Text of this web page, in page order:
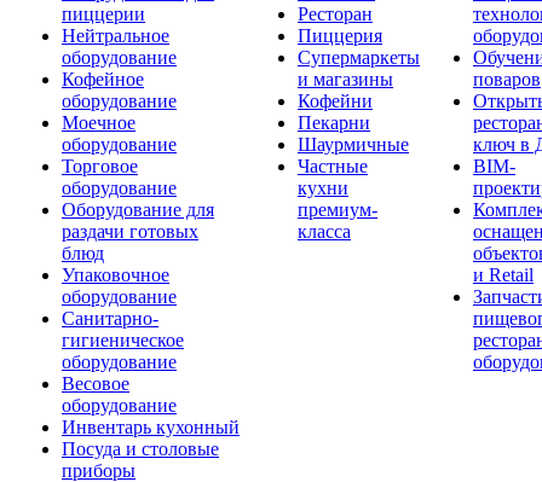
пиццерии
Нейтральное
оборудование
Кофейное
оборудование
Моечное
оборудование
Торговое
оборудование
Оборудование для
раздачи готовых
блюд
Упаковочное
оборудование
Санитарно-
гигиеническое
оборудование
Весовое
оборудование
Инвентарь кухонный
Посуда и столовые
приборы
Ресторан
Пиццерия
Супермаркеты
и магазины
Кофейни
Пекарни
Шаурмичные
Частные
кухни
премиум-
класса
поваров
ключ в
BIM-
и Retail